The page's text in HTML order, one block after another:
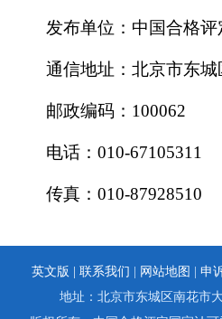
发布单位：中国合格
通信地址：北京市东
邮政编码：100062
电话：010-67105311
传真：010-87928510
英文版 | 联系我们 | 网站地图 |申
地址：北京市东城区南花市